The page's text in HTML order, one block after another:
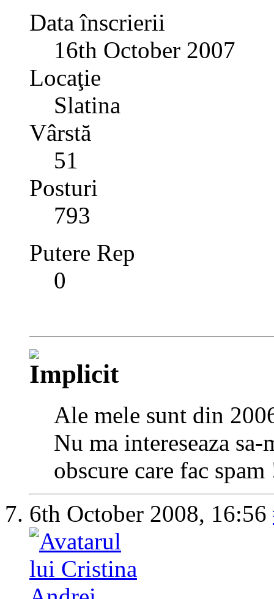
Data înscrierii
16th October 2007
Locaţie
Slatina
Vârstă
51
Posturi
793
Putere Rep
0
Ale mele sunt din
Nu ma intereseaza
obscure care fac spam
6th October 2008, 16:56